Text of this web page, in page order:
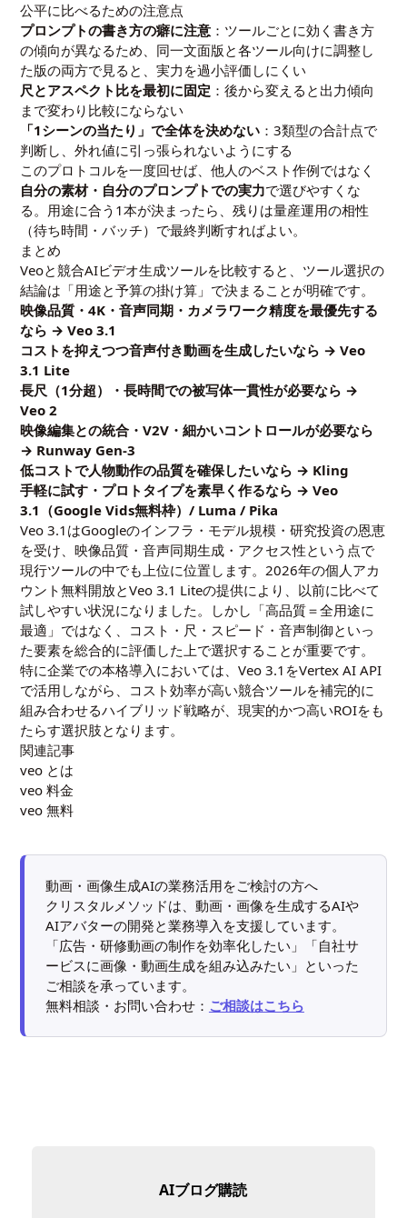
公平に比べるための注意点
プロンプトの書き方の癖に注意 ：ツールごとに効く書き方
の傾向が異なるため、同一文面版と各ツール向けに調整し
た版の両方で見ると、実力を過小評価しにくい
尺とアスペクト比を最初に固定 ：後から変えると出力傾向
まで変わり比較にならない
「1シーンの当たり」で全体を決めない ：3類型の合計点で
判断し、外れ値に引っ張られないようにする
このプロトコルを一度回せば、他人のベスト作例ではなく
自分の素材・自分のプロンプトでの実力で選びやすくな
る。用途に合う1本が決まったら、残りは量産運用の相性
（待ち時間・バッチ）で最終判断すればよい。
まとめ
Veoと競合AIビデオ生成ツールを比較すると、ツール選択の
結論は「用途と予算の掛け算」で決まることが明確です。
映像品質・4K・音声同期・カメラワーク精度を最優先する
なら → Veo 3.1
コストを抑えつつ音声付き動画を生成したいなら → Veo
3.1 Lite
長尺（1分超）・長時間での被写体一貫性が必要なら →
Veo 2
映像編集との統合・V2V・細かいコントロールが必要なら
→ Runway Gen-3
低コストで人物動作の品質を確保したいなら → Kling
手軽に試す・プロトタイプを素早く作るなら → Veo
3.1（Google Vids無料枠）/ Luma / Pika
Veo 3.1はGoogleのインフラ・モデル規模・研究投資の恩恵
を受け、映像品質・音声同期生成・アクセス性という点で
現行ツールの中でも上位に位置します。2026年の個人アカ
ウント無料開放とVeo 3.1 Liteの提供により、以前に比べて
試しやすい状況になりました。しかし「高品質＝全用途に
最適」ではなく、コスト・尺・スピード・音声制御といっ
た要素を総合的に評価した上で選択することが重要です。
特に企業での本格導入においては、Veo 3.1をVertex AI API
で活用しながら、コスト効率が高い競合ツールを補完的に
組み合わせるハイブリッド戦略が、現実的かつ高いROIをも
たらす選択肢となります。
関連記事
veo とは
veo 料金
veo 無料
動画・画像生成AIの業務活用をご検討の方へ
クリスタルメソッドは、動画・画像を生成するAIや
AIアバターの開発と業務導入を支援しています。
「広告・研修動画の制作を効率化したい」「自社サ
ービスに画像・動画生成を組み込みたい」といった
ご相談を承っています。
無料相談・お問い合わせ： ご相談はこちら
AIブログ購読